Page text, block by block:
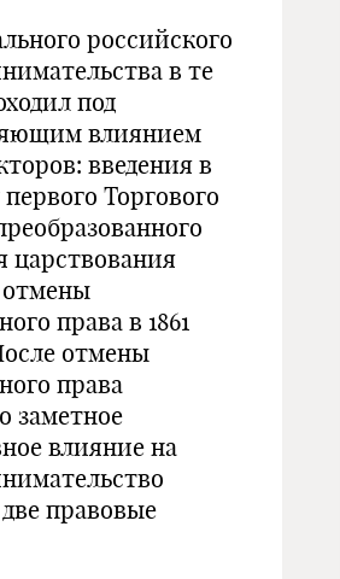
российского
в те
под
влиянием
введения в
первого Торгового
царствования
права в 1861
отмены
права
заметное
влияние на
правовые